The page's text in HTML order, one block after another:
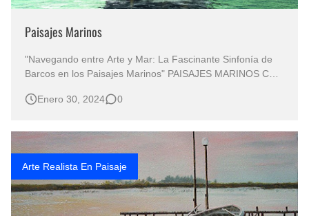
Paisajes Marinos
"Navegando entre Arte y Mar: La Fascinante Sinfonía de
Barcos en los Paisajes Marinos" PAISAJES MARINOS CON
OLEO Paisajes Marinos Óleo Realismo del Paisajismo
Inmensidad del Mar en…
Enero 30, 2024 0
Arte Realista En Paisaje